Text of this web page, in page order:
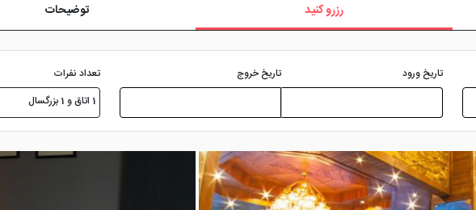
رزرو کنید توضیحات
تاریخ ورود تاریخ خروج
تعداد نفرات
1 اتاق و 1 بزرگسال